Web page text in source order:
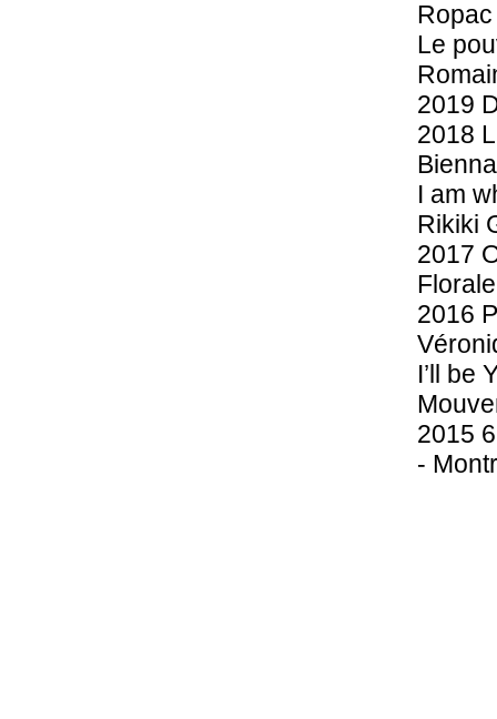
Ropac
Le
2019
2018
I am
Rikiki
2017
2016
I’ll be
2015
-